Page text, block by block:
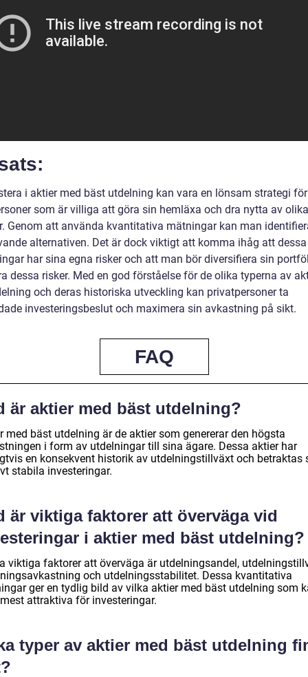
i aktier med bäst utdelning kan vara en lönsam strategi för
som är villiga att göra sin hemläxa och dra nytta av
Genom att använda kvantitativa mätningar kan man
alternativen. Det är dock viktigt att komma ihåg att dessa
har sina egna risker och att man bör diversifiera sin
dessa risker. Med en god förståelse för de olika typerna av
och deras historiska utveckling kan privatpersoner ta
investeringsbeslut och maximera sin avkastning på sikt.
FAQ
är aktier med bäst utdelning?
med bäst utdelning är de aktier som genererar den högsta
i form av utdelningar till sina ägare. Dessa aktier har
en konsekvent historik av utdelningstillväxt och betraktas
stabila investeringar.
är viktiga faktorer att överväga vid
i aktier med bäst utdelning?
viktiga faktorer att överväga är utdelningsandel,
och utdelningsstabilitet. Dessa kvantitativa
ger en tydlig bild av vilka aktier med bäst utdelning som
attraktiva för investeringar.
typer av aktier med bäst utdelning